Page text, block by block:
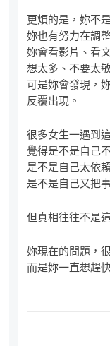
更煩的是，妳不
妳也有努力在調
妳會看影片、看
想太多、不要太
可是妳會發現，
反覆出現。
很多女生一遇到
覺得是不是自己
是不是自己太依
是不是自己又把
但真相往往不是
妳現在的問題，
而是妳一直想趕